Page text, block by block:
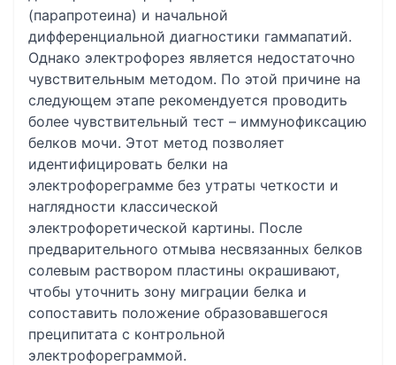
(парапротеина) и начальной
дифференциальной диагностики гаммапатий.
Однако электрофорез является недостаточно
чувствительным методом. По этой причине на
следующем этапе рекомендуется проводить
более чувствительный тест – иммунофиксацию
белков мочи. Этот метод позволяет
идентифицировать белки на
электрофореграмме без утраты четкости и
наглядности классической
электрофоретической картины. После
предварительного отмыва несвязанных белков
солевым раствором пластины окрашивают,
чтобы уточнить зону миграции белка и
сопоставить положение образовавшегося
преципитата с контрольной
электрофореграммой.